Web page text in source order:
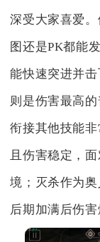
深受大家喜爱
图还是PK都能
能快速突进并
则是伤害最高
衔接其他技能
且伤害稳定，
境；灭杀作为
后期加满后伤害